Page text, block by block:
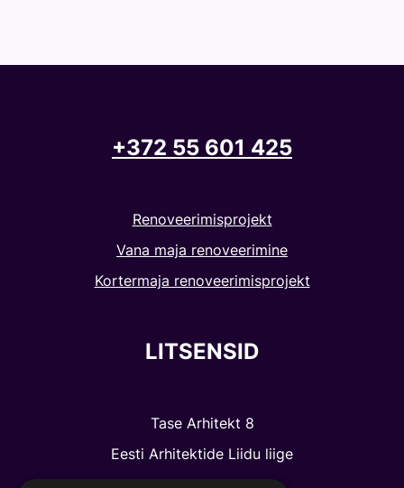
+372 55 601 425
Renoveerimisprojekt
Vana maja renoveerimine
Kortermaja renoveerimisprojekt
LITSENSID
Tase Arhitekt 8
Eesti Arhitektide Liidu liige